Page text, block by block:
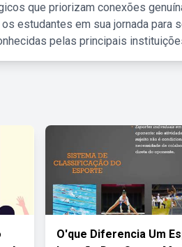
que priorizam conexões
estudantes em sua jornada para
pelas principais
O'que Diferencia Um